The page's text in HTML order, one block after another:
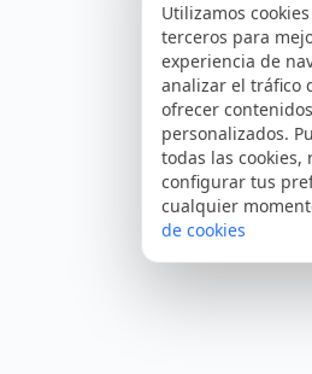
Utilizamos
terceros para
experiencia de
analizar el tráfico
ofrecer contenidos
personalizados.
todas las cookies,
configurar tus
cualquier
de cookies